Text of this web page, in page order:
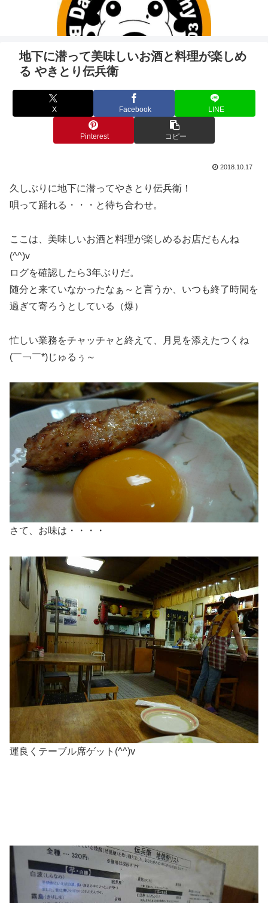
地下に潜って美味しいお酒と料理が楽しめ
る やきとり伝兵衛
X Facebook LINE
Pinterest コピー
2018.10.17
久しぶりに地下に潜ってやきとり伝兵衛！
唄って踊れる・・・と待ち合わせ。
ここは、美味しいお酒と料理が楽しめるお店だもんね
(^^)v
ログを確認したら3年ぶりだ。
随分と来ていなかったなぁ～と言うか、いつも終了時間を
過ぎて寄ろうとしている（爆）
忙しい業務をチャッチャと終えて、月見を添えたつくね
(￣￢￣*)じゅるぅ～
さて、お味は・・・・
運良くテーブル席ゲット(^^)v